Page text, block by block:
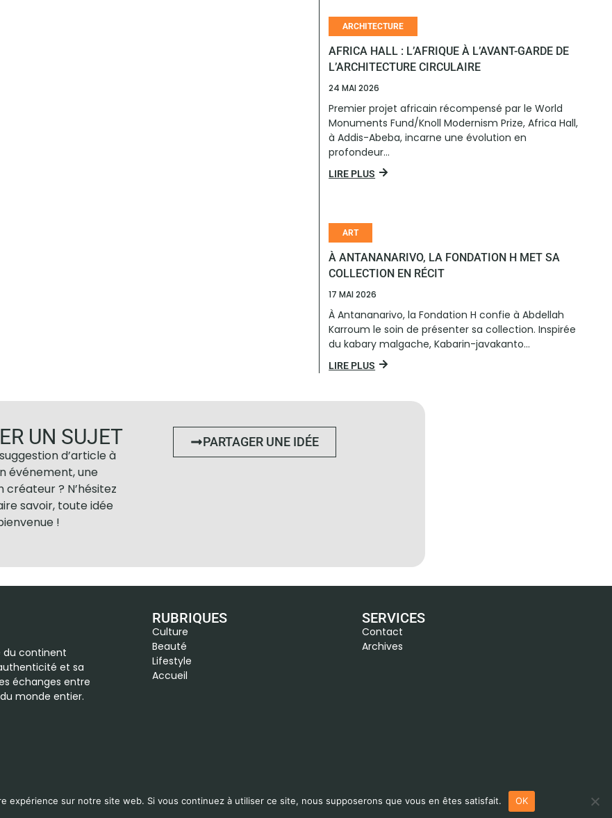
ARCHITECTURE
AFRICA HALL : L’AFRIQUE À L’AVANT-GARDE DE
L’ARCHITECTURE CIRCULAIRE
24 MAI 2026
Premier projet africain récompensé par le World
Monuments Fund/Knoll Modernism Prize, Africa Hall,
à Addis-Abeba, incarne une évolution en
profondeur...
LIRE PLUS
ART
À ANTANANARIVO, LA FONDATION H MET SA
COLLECTION EN RÉCIT
17 MAI 2026
À Antananarivo, la Fondation H confie à Abdellah
Karroum le soin de présenter sa collection. Inspirée
du kabary malgache, Kabarin-javakanto...
LIRE PLUS
UN SUJET
d’article à
événement, une
créateur ? N’hésitez
savoir, toute idée
!
PARTAGER UNE IDÉE
du continent
et sa
échanges entre
monde entier.
RUBRIQUES
Culture
Beauté
Lifestyle
Accueil
SERVICES
Contact
Archives
Copyright © 2024 | Africasvibes Conception Hugo Bouvard
expérience sur notre site web. Si vous continuez à utiliser ce site, nous supposerons que vous en êtes satisfait. OK